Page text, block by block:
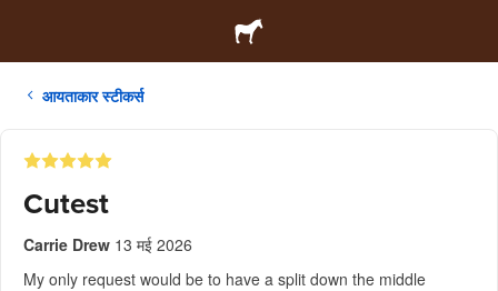
आयताकार स्टीकर्स
Cutest
Carrie Drew 13 मई 2026
My only request would be to have a split down the middle